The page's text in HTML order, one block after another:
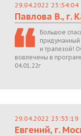
29.04.2022 23:54:04
Павлова В., г.
Большое
придуманный
и трапезой!
вовлечены в
04.01.22г
29.04.2022 23:53:19
Евгений, г.